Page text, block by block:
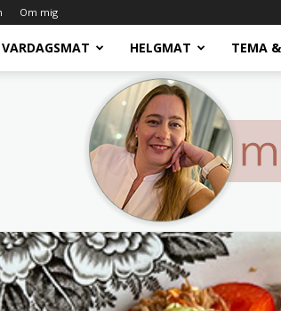
Om mig
VARDAGSMAT HELGMAT TEMA